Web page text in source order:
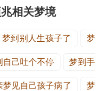
相关梦境
梦到别人生孩子了 梦
自己吐个不停 梦到手
梦见自己孩子病了 梦